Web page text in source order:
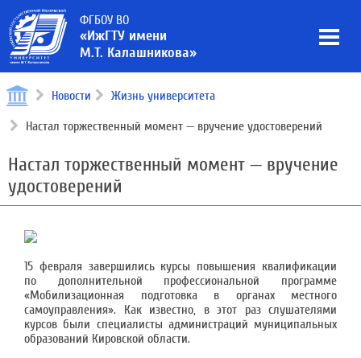
ФГБОУ ВО
«ИжГТУ имени
М.Т. Калашникова»
Новости Жизнь университета
Настал торжественный момент — вручение удостоверений
Настал торжественный момент — вручение
удостоверений
15 февраля завершились курсы повышения квалификации
по дополнительной профессиональной программе
«Мобилизационная подготовка в органах местного
самоуправления». Как известно, в этот раз слушателями
курсов были специалисты администраций муниципальных
образований Кировской области.